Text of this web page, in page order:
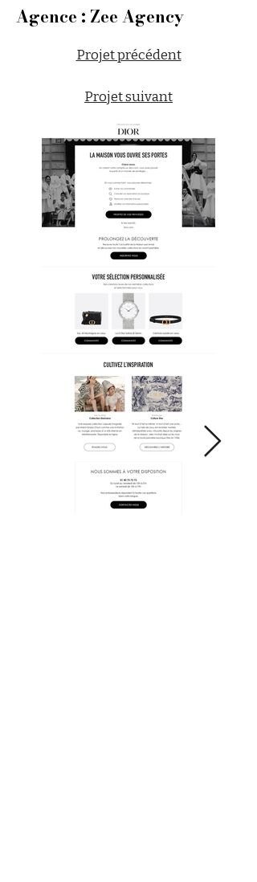
Agence : Zee Agency
Projet précédent
Projet suivant